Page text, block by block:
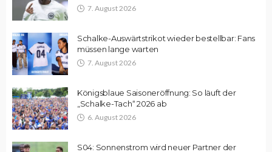
7. August 2026
Schalke-Auswärtstrikot wieder bestellbar: Fans
müssen lange warten
7. August 2026
Königsblaue Saisoneröffnung: So läuft der
„Schalke-Tach“ 2026 ab
6. August 2026
S04: Sonnenstrom wird neuer Partner der